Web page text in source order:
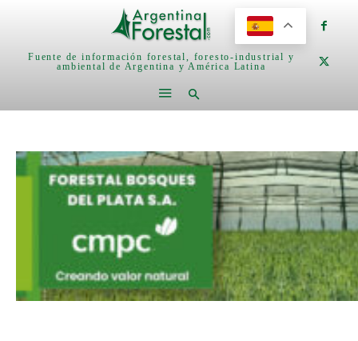
Fuente de información forestal, foresto-industrial y
ambiental de Argentina y América Latina